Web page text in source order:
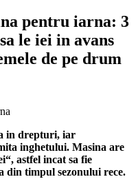
pentru iarna: 3
le iei in avans
de pe drum
in drepturi, iar
inghetului. Masina are
astfel incat sa fie
din timpul sezonului rece.